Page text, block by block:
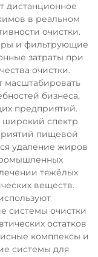
дистанционное
в реальном
очистки.
и фильтрующие
затраты при
очистки.
масштабировать
бизнеса,
предприятий.
широкий спектр
пищевой
удаление жиров
тяжёлых
веществ.
системы очистки
остатков
комплексы и
системы для